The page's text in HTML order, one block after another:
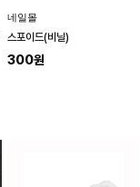
네일몰
스포이드(비닐)
300원